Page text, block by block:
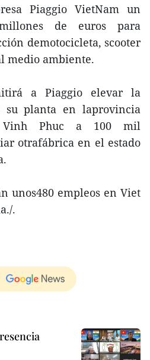
Piaggio VietNam un
de euros para
demotocicleta, scooter
medio ambiente.
a Piaggio elevar la
su planta en laprovincia
Vinh Phuc a 100 mil
otrafábrica en el estado
unos480 empleos en Viet
.